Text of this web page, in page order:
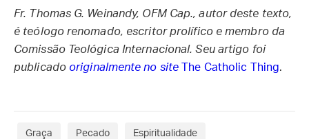
Fr. Thomas G. Weinandy, OFM Cap., autor deste texto,
é teólogo renomado, escritor prolífico e membro da
Comissão Teológica Internacional. Seu artigo foi
publicado originalmente no site The Catholic Thing.
Graça Pecado Espiritualidade